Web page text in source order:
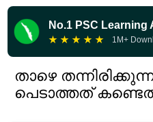
No.1 PSC Learning
★ ★ ★ ★ ★ 1M+
താഴെ
പെടാത്തത്